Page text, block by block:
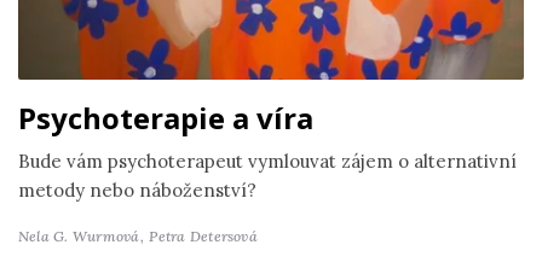
Psychoterapie a víra
Bude vám psychoterapeut vymlouvat zájem o alternativní
metody nebo náboženství?
Nela G. Wurmová, Petra Detersová